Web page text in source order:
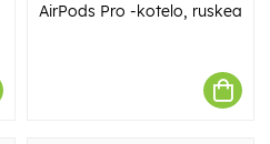
AirPods Pro -kotelo, ruskea